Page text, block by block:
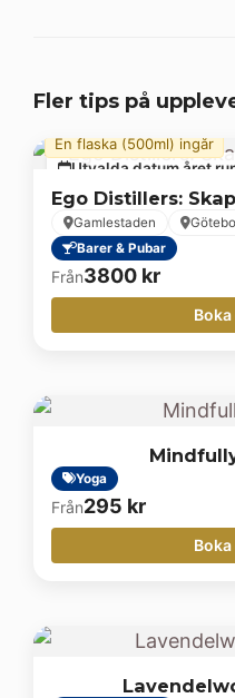
Fler tips på
Utvalda datum året
En flaska (500ml) ingår
Ego Distillers:
Gamlestaden
Barer & Pubar
Från3800 kr
Yoga
Från295 kr